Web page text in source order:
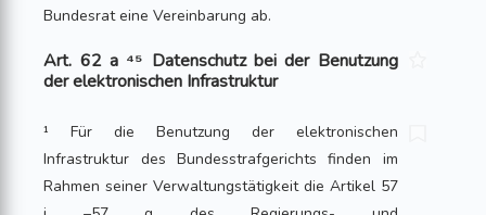
Bundesrat eine Vereinbarung ab.
Art. 62 a ⁴⁵ Datenschutz bei der Benutzung
der elektronischen Infrastruktur
¹ Für die Benutzung der elektronischen
Infrastruktur des Bundesstrafgerichts finden im
Rahmen seiner Verwaltungstätigkeit die Artikel 57